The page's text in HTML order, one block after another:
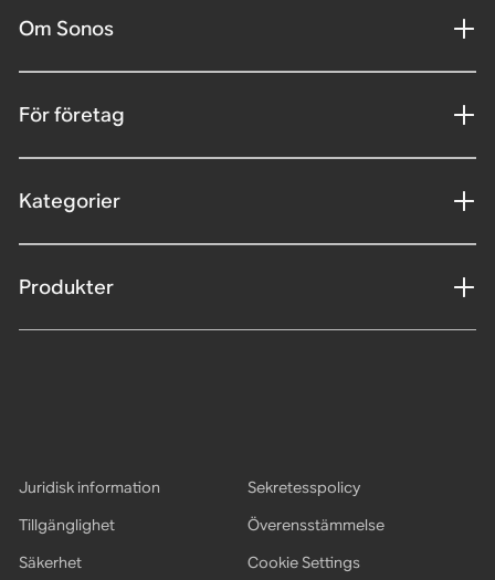
Om Sonos
För företag
Kategorier
Produkter
Juridisk information
Sekretesspolicy
Tillgänglighet
Överensstämmelse
Säkerhet
Cookie Settings